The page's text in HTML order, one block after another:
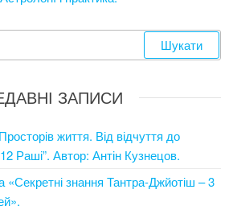
ЗАПИСИ
життя. Від відчуття до
Раші”. Автор: Антін Кузнецов.
«Секретні знання Тантра-Джйотіш – 3